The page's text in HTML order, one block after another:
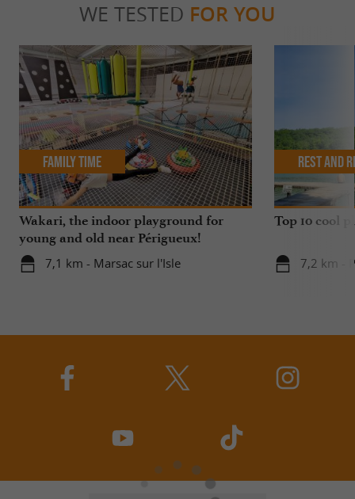
WE TESTED FOR YOU
Wakari, the indoor playground for
young and old near Périgueux!
7,1 km - Marsac sur l'Isle
Family Time
Top 10 cool
7,2 km -
Rest and